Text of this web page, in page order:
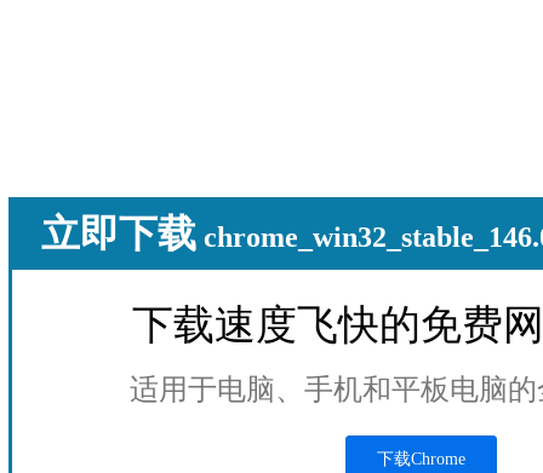
立即下载
下载速度飞快的免费
适用于电脑、手机和平板电脑
下载Chrome